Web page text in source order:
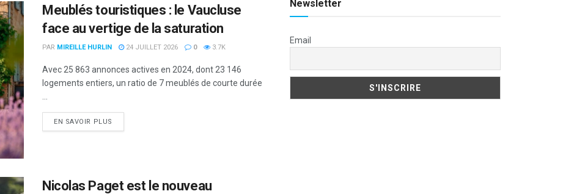
Meublés touristiques : le Vaucluse
face au vertige de la saturation
PAR MIREILLE HURLIN 24 JUILLET 2026 0 3.7K
Avec 25 863 annonces actives en 2024, dont 23 146
logements entiers, un ratio de 7 meublés de courte durée
...
EN SAVOIR PLUS
Nicolas Paget est le nouveau
Newsletter
Email